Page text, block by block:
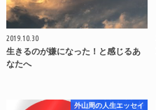
2019.10.30
生きるのが嫌になった！と感じるあ
なたへ
外山周の人生エッセイ